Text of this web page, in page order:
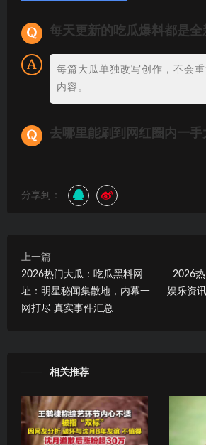
每天更新的吃瓜爆料都是全
每篇大瓜单独改写创作，不会
内容。
去哪里能刷到网红圈内一手
分享到：
上一篇
2026热门大瓜：吃瓜黑料网
址：明星秘闻集散地，内幕一
网打尽 真实事件汇总
2026热
娱乐资
相关推荐